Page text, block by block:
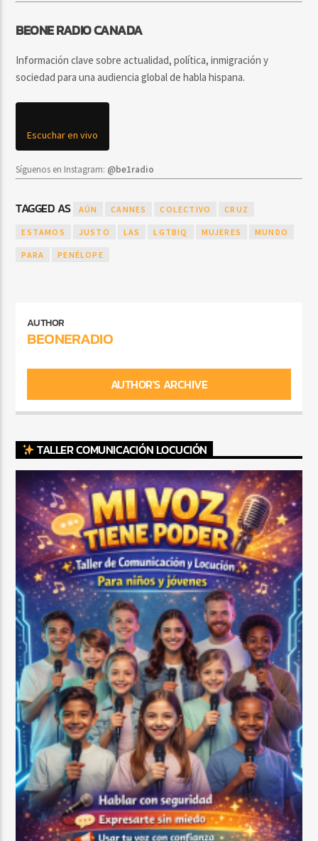
BEONE RADIO CANADA
Información clave sobre actualidad, política, inmigración y
sociedad para una audiencia global de habla hispana.
Escuchar en vivo
Síguenos en Instagram: @be1radio
TAGGED AS AÚN CANNES COLECTIVO CRUZ
ESTAMOS JUSTO LAS LGTBIQ MUJERES MUNDO
PARA PENÉLOPE
AUTHOR
BEONERADIO
AUTHOR'S ARCHIVE
TALLER COMUNICACIÓN LOCUCIÓN